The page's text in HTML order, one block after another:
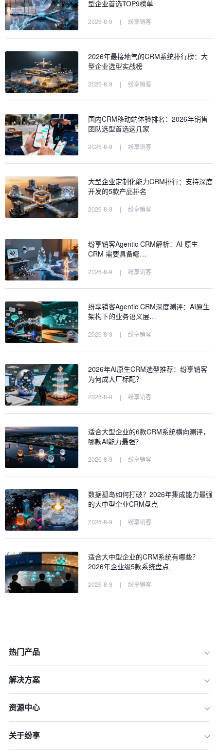
型企业首选TOP9榜单
2026-8-9 | 纷享销客
2026年最接地气的CRM系统排行榜：大
型企业选型实战榜
2026-8-9 | 纷享销客
国内CRM移动端体验排名：2026年销售
团队选型首选这几家
2026-8-9 | 纷享销客
大型企业定制化能力CRM排行：支持深度
开发的5款产品排名
2026-8-9 | 纷享销客
纷享销客Agentic CRM解析：AI 原生
CRM 需要具备哪…
2026-8-9 | 纷享销客
纷享销客Agentic CRM深度测评：AI原生
架构下的业务语义层…
2026-8-9 | 纷享销客
2026年AI原生CRM选型推荐：纷享销客
为何成大厂标配？
2026-8-9 | 纷享销客
适合大型企业的6款CRM系统横向测评，
哪款AI能力最强？
2026-8-9 | 纷享销客
数据孤岛如何打破？2026年集成能力最强
的大中型企业CRM盘点
2026-8-9 | 纷享销客
适合大中型企业的CRM系统有哪些？
2026年企业级5款系统盘点
2026-8-9 | 纷享销客
热门产品
解决方案
资源中心
关于纷享